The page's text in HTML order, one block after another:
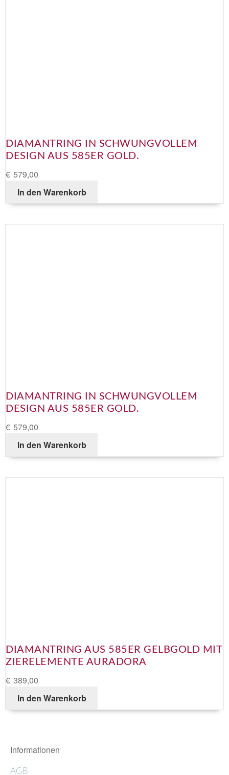
DIAMANTRING IN SCHWUNGVOLLEM
DESIGN AUS 585ER GOLD.
€ 579,00
In den Warenkorb
DIAMANTRING IN SCHWUNGVOLLEM
DESIGN AUS 585ER GOLD.
€ 579,00
In den Warenkorb
DIAMANTRING AUS 585ER GELBGOLD MIT
ZIERELEMENTE AURADORA
€ 389,00
In den Warenkorb
Informationen
AGB